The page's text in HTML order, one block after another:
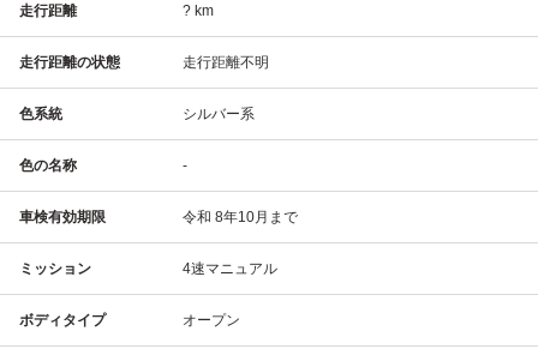
走行距離 ? km
走行距離の状態 走行距離不明
色系統 シルバー系
色の名称 -
車検有効期限 令和 8年10月まで
ミッション 4速マニュアル
ボディタイプ オープン